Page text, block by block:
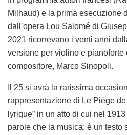
Milhaud) e la prima esecuzione
dall’opera Lou Salomé di
2021 ricorrevano i venti anni
versione per violino e pianoforte
compositore, Marco Sinopoli.
Il 25 si avrà la rarissima
rappresentazione di Le Piège
lyrique” in un atto di cui nel
parole che la musica: è un testo